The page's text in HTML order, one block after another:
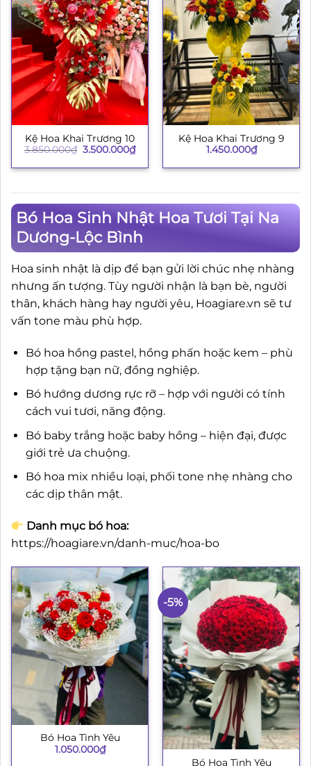
Kệ Hoa Khai Trương 10
3.850.000₫ Giá
là:
3.500.000₫Giá
hiện
tại
Kệ Hoa Khai Trương 9
1.450.000₫
Bó Hoa Sinh Nhật Hoa Tươi Tại Na
Dương-Lộc Bình
Hoa sinh nhật là dịp để bạn gửi lời chúc nhẹ nhàng
nhưng ấn tượng. Tùy người nhận là bạn bè, người
thân, khách hàng hay người yêu, Hoagiare.vn sẽ tư
vấn tone màu phù hợp.
Bó hoa hồng pastel, hồng phấn hoặc kem – phù
hợp tặng bạn nữ, đồng nghiệp.
Bó hướng dương rực rỡ – hợp với người có tính
cách vui tươi, năng động.
Bó baby trắng hoặc baby hồng – hiện đại, được
giới trẻ ưa chuộng.
Bó hoa mix nhiều loại, phối tone nhẹ nhàng cho
các dịp thân mật.
Danh mục bó hoa:
https://hoagiare.vn/danh-muc/hoa-bo
Bó Hoa Tình Yêu
1.050.000₫
-5%
Bó Hoa Tình Yêu